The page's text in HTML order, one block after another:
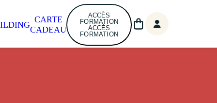
CARTE
CADEAU
ACCÈS
FORMATION
ACCÈS
FORMATION